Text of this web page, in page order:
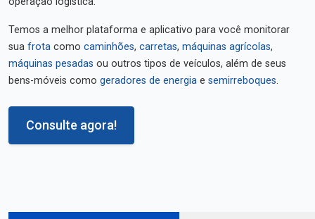
Temos a melhor plataforma e aplicativo para você monitorar
sua frota como caminhões, carretas, máquinas agrícolas,
máquinas pesadas ou outros tipos de veículos, além de seus
bens-móveis como geradores de energia e semirreboques.
Consulte agora!